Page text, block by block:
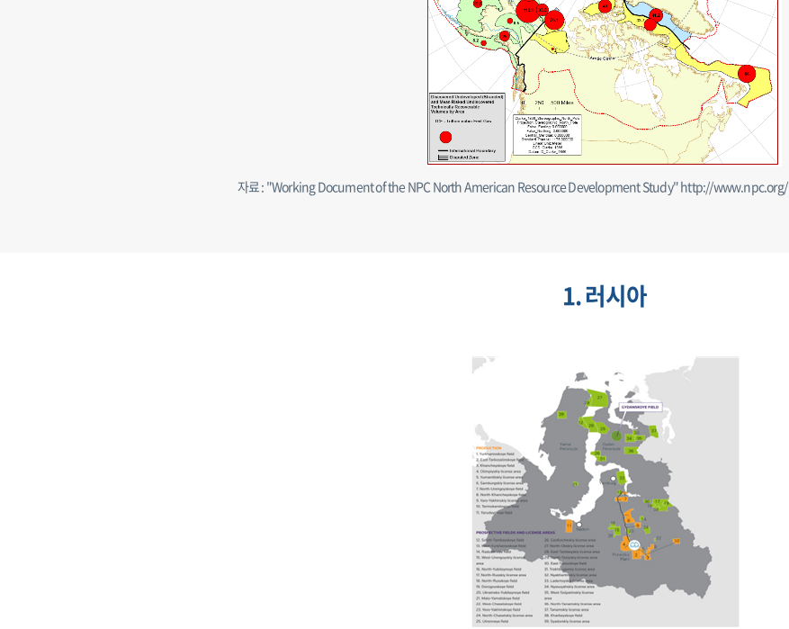
자료 : "Working Document of the NPC North American Resource Development Study" http://www.npc.org/
1. 러시아